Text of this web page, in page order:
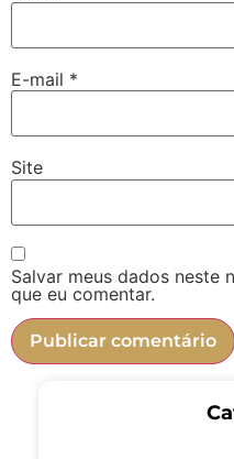
E-mail *
Site
Salvar meus dados neste
que eu comentar.